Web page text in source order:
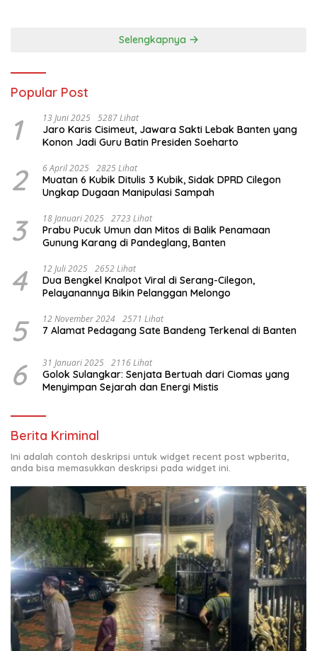
Selengkapnya
Popular Post
1 13 Juni 2025 5287 Lihat
Jaro Karis Cisimeut, Jawara Sakti Lebak Banten yang
Konon Jadi Guru Batin Presiden Soeharto
2 6 April 2025 2825 Lihat
Muatan 6 Kubik Ditulis 3 Kubik, Sidak DPRD Cilegon
Ungkap Dugaan Manipulasi Sampah
3 18 Januari 2025 2723 Lihat
Prabu Pucuk Umun dan Mitos di Balik Penamaan
Gunung Karang di Pandeglang, Banten
4 12 Juli 2025 2652 Lihat
Dua Bengkel Knalpot Viral di Serang-Cilegon,
Pelayanannya Bikin Pelanggan Melongo
5 12 November 2024 2571 Lihat
7 Alamat Pedagang Sate Bandeng Terkenal di Banten
6 31 Januari 2025 2116 Lihat
Golok Sulangkar: Senjata Bertuah dari Ciomas yang
Menyimpan Sejarah dan Energi Mistis
Berita Kriminal
Ini adalah contoh deskripsi untuk widget recent post wpberita,
anda bisa memasukkan deskripsi pada widget ini.